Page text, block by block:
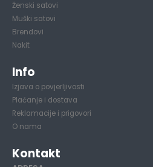
Ženski satovi
Muški satovi
Brendovi
Nakit
Info
Izjava o povjerljivosti
Plaćanje i dostava
Reklamacije i prigovori
O nama
Kontakt